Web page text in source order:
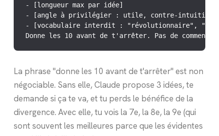
- [longueur max par idée]
- [angle à privilégier : utile, contre-intuitif,
- [vocabulaire interdit : "révolutionnaire",
Donne les 10 avant de t'arrêter. Pas de
La phrase "donne les 10 avant de t'arrêter" est non
négociable. Sans elle, Claude propose 3 idées, te
demande si ça te va, et tu perds le bénéfice de la
divergence. Avec elle, tu vois la 7e, la 8e, la 9e (qui
sont souvent les meilleures parce que les évidentes